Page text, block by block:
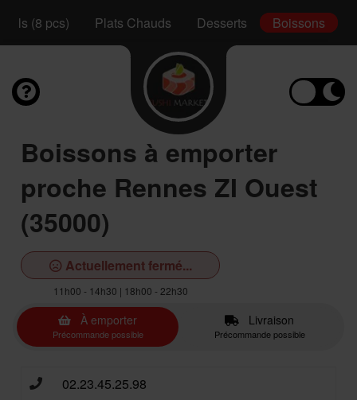
(8 pcs) Plats Chauds Desserts Boissons
Boissons à emporter
proche Rennes ZI Ouest
(35000)
Actuellement fermé...
11h00 - 14h30 | 18h00 - 22h30
À emporter
Précommande possible
Livraison
Précommande possible
02.23.45.25.98